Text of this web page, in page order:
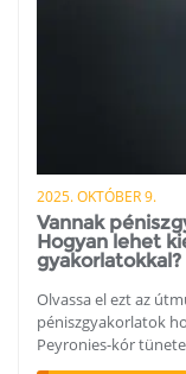
2025. OKTÓBER 9.
Vannak
Hogyan lehet
gyakorlatokkal?
Olvassa el ezt az
péniszgyakorlatok
Peyronies-kór